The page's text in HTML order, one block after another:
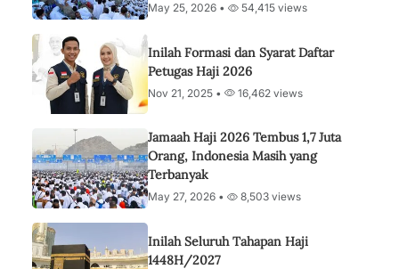
May 25, 2026 • 54,415 views
Inilah Formasi dan Syarat Daftar
Petugas Haji 2026
Nov 21, 2025 • 16,462 views
Jamaah Haji 2026 Tembus 1,7 Juta
Orang, Indonesia Masih yang
Terbanyak
May 27, 2026 • 8,503 views
Inilah Seluruh Tahapan Haji
1448H/2027